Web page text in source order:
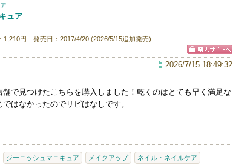
ュア
1,210円
発売日：2017/4/20 (2026/5/15追加発売)
2026/7/15 18:49:32
で見つけたこちらを購入しました！乾くのはとても早く満足な
はなかったのでリピはなしです。
ジーニッシュマニキュア メイクアップ ネイル・ネイルケア